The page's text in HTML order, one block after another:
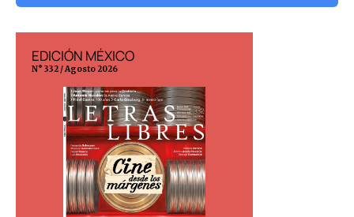
EDICIÓN MÉXICO
N° 332 / Agosto 2026